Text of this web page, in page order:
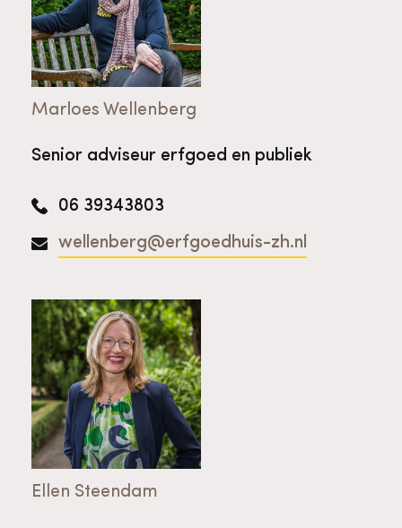
Marloes Wellenberg
Senior adviseur erfgoed en publiek
06 39343803
wellenberg@erfgoedhuis-zh.nl
Ellen Steendam